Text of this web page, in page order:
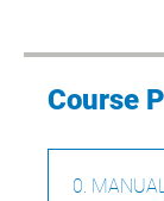
Course
0.